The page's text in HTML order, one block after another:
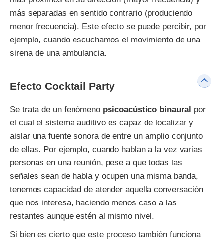
más separadas en sentido contrario (produciendo
menor frecuencia). Este efecto se puede percibir, por
ejemplo, cuando escuchamos el movimiento de una
sirena de una ambulancia.
Efecto Cocktail Party
Se trata de un fenómeno psicoacústico binaural por
el cual el sistema auditivo es capaz de localizar y
aislar una fuente sonora de entre un amplio conjunto
de ellas. Por ejemplo, cuando hablan a la vez varias
personas en una reunión, pese a que todas las
señales sean de habla y ocupen una misma banda,
tenemos capacidad de atender aquella conversación
que nos interesa, haciendo menos caso a las
restantes aunque estén al mismo nivel.
Si bien es cierto que este proceso también funciona